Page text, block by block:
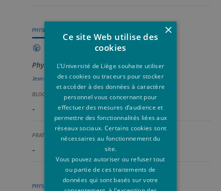
PHYS0941-2
Physique théorique : noyaux et particules
Jean-René Cudell
- Q1 30
-
PHYS3021-1
×
Ce site Web utilise des
cookies
L’Université de Liège souhaite utiliser
des cookies ou traceurs pour stocker
et accéder à des données à caractère
personnel vous concernant pour
effectuer des mesures d’audience et
permettre des fonctionnalités liées aux
réseaux sociaux. Certains cookies sont
nécessaires au fonctionnement du
site.
Vous pouvez autoriser ou refuser tout
ou partie de ces traitements de
données qui sont basés sur votre